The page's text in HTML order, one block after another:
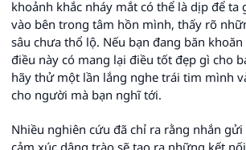
khoảnh khắc nháy mắt có thể là dịp để ta
vào bên trong tâm hồn mình, thấy rõ
sâu chưa thổ lộ. Nếu bạn đang băn
điều này có mang lại điều tốt đẹp gì cho
hãy thử một lần lắng nghe trái tim mình
cho người mà bạn nghĩ tới.
Nhiều nghiên cứu đã chỉ ra rằng nhắn
cảm xúc dâng trào sẽ tạo ra những kết